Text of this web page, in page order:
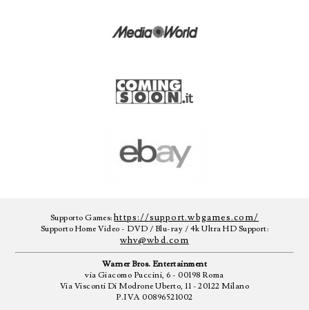
Supporto Games:https://support.wbgames.com/
Supporto Home Video - DVD / Blu-ray / 4k Ultra HD Support:
whv@wbd.com
Warner Bros. Entertainment
via Giacomo Puccini, 6 - 00198 Roma
Via Visconti Di Modrone Uberto, 11 - 20122 Milano
P.IVA 00896521002